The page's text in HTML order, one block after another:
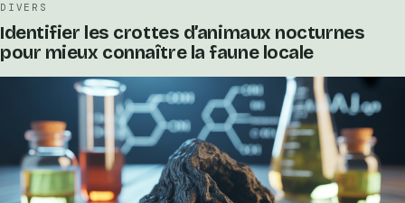
DIVERS
Identifier les crottes d’animaux nocturnes
pour mieux connaître la faune locale